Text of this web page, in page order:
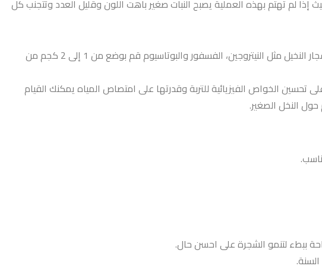
لم تهتم بهذه العملية يصبح النبات صغير باهت اللون وقليل العدد وتتجنب كل
مثل النيتروجين، الفسفور والبوتاسيوم
قم بوضع من 1 إلى 2 كجم من
تحسين الخواص الفيزيائية للتربة وقدرتها على امتصاص المياهيمكنك القيام
ببطء لتنمو الشجرة على احسن حال.